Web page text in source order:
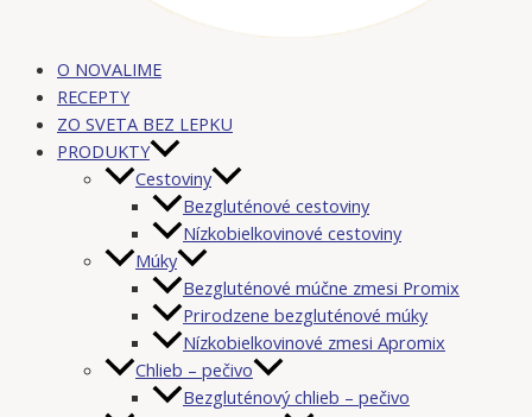
O NOVALIME
RECEPTY
ZO SVETA BEZ LEPKU
PRODUKTY
Cestoviny
Bezgluténové cestoviny
Nízkobielkovinové cestoviny
Múky
Bezgluténové múčne zmesi Promix
Prirodzene bezgluténové múky
Nízkobielkovinové zmesi Apromix
Chlieb – pečivo
Bezgluténový chlieb – pečivo